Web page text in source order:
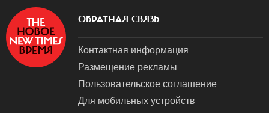
ОБРАТНАЯ СВЯЗЬ
Контактная информация
Размещение рекламы
Пользовательское соглашение
Для мобильных устройств